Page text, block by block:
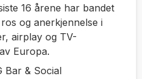
16 årene har bandet
og anerkjennelse i
airplay og TV-
Europa.
Bar & Social